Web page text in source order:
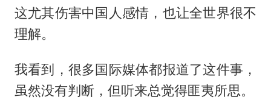
这尤其伤害中国人感情，也让全世界很不
理解。
我看到，很多国际媒体都报道了这件事，
虽然没有判断，但听来总觉得匪夷所思。